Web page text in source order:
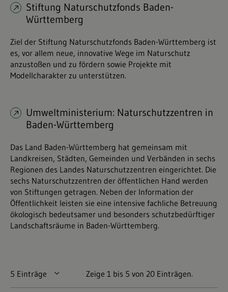
Stiftung Naturschutzfonds Baden-
Württemberg
Ziel der Stiftung Naturschutzfonds Baden-Württemberg ist
es, vor allem neue, innovative Wege im Naturschutz
anzustoßen und zu fördern sowie Projekte mit
Modellcharakter zu unterstützen.
Umweltministerium: Naturschutzzentren in
Baden-Württemberg
Das Land Baden-Württemberg hat gemeinsam mit
Landkreisen, Städten, Gemeinden und Verbänden in sechs
Regionen des Landes Naturschutzzentren eingerichtet. Die
sechs Naturschutzzentren der öffentlichen Hand werden
von Stiftungen getragen. Neben der Information der
Öffentlichkeit leisten sie eine intensive fachliche Betreuung
ökologisch bedeutsamer und besonders schutzbedürftiger
Landschaftsräume in Baden-Württemberg.
5 Einträge Pro Seite Zeige 1 bis 5 von 20 Einträgen.